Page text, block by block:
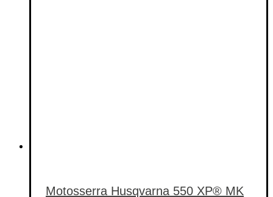
Motosserra Husqvarna 550 XP® MK